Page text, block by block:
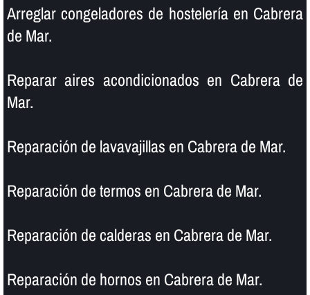
Arreglar congeladores de hostelerí­a en Cabrera
de Mar.
Reparar aires acondicionados en Cabrera de
Mar.
Reparación de lavavajillas en Cabrera de Mar.
Reparación de termos en Cabrera de Mar.
Reparación de calderas en Cabrera de Mar.
Reparación de hornos en Cabrera de Mar.